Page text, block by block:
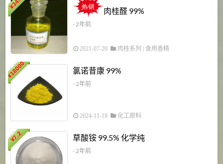
¥ 肉桂醛 99%
- 2年前
2021-07-20 肉桂系列 食用香精
¥
18000 氯诺昔康 99%
- 2年前
2024-11-18 化工原料
¥
7.2 草酸铵 99.5% 化学纯
- 2年前